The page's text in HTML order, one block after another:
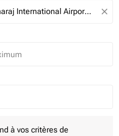
close
Selected
à vos critères de